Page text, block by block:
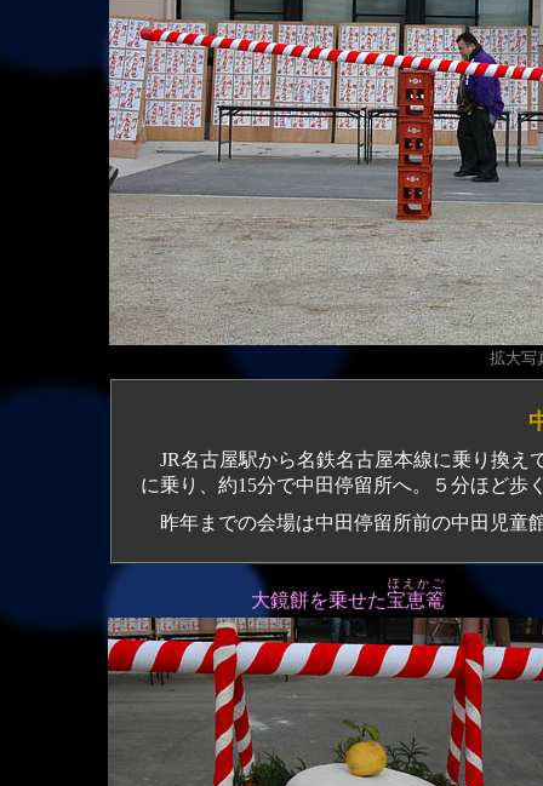
拡大写
JR名古屋駅から名鉄名古屋本線に乗り換え
に乗り、約15分で中田停留所へ。５分ほど歩
昨年までの会場は中田停留所前の中田児童
大鏡餅を乗せた宝恵篭
ほえかご